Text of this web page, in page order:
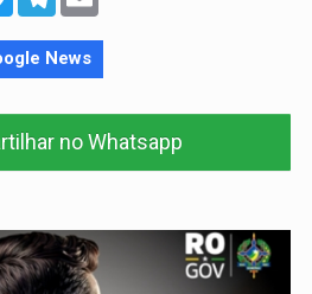
News
no Whatsapp